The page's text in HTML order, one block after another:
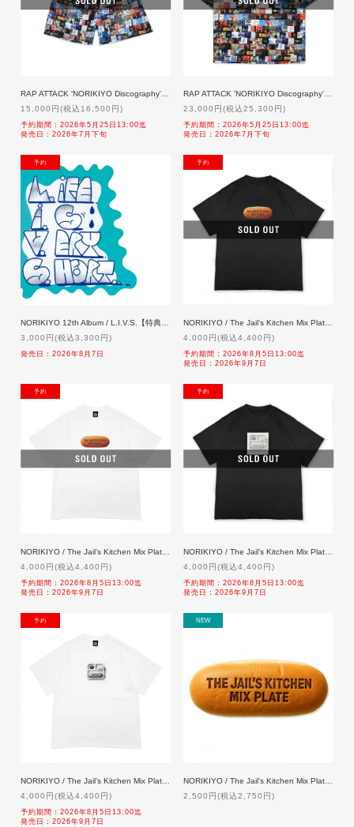
RAP ATTACK 'NORIKIYO Discography' Shorts 「予約」 7月下旬発売
15,000円(税込16,500円)
予約期間：2026年5月25日13:00迄
発売日：2026年7月下旬
RAP ATTACK 'NORIKIYO Discography' Half Sleeve Shirt 「予約」7月下旬発売
23,000円(税込25,300円)
予約期間：2026年5月25日13:00迄
発売日：2026年7月下旬
NEW
NORIKIYO 12th Album / L.I.V.S.【特典付】「予約」8/7発売
3,000円(税込3,300円)
発売日：2026年8月7日
NEW
NORIKIYO / The Jail’s Kitchen Mix Plate 'Coppepan' T-shirt [BLACK]【特典付】「二次予約」 9/7発売
4,000円(税込4,400円)
予約期間：2026年8月5日13:00迄
発売日：2026年9月7日
NEW
NORIKIYO / The Jail’s Kitchen Mix Plate 'Coppepan' T-shirt [WHITE]【特典付】「二次予約」 9/7発売
4,000円(税込4,400円)
予約期間：2026年8月5日13:00迄
発売日：2026年9月7日
NEW
NORIKIYO / The Jail’s Kitchen Mix Plate T-shirt [BLACK]【特典付】「二次予約」 9/7発売
4,000円(税込4,400円)
予約期間：2026年8月5日13:00迄
発売日：2026年9月7日
NEW
NORIKIYO / The Jail’s Kitchen Mix Plate T-shirt [WHITE] 【特典付】「二次予約」 9/7発売
4,000円(税込4,400円)
予約期間：2026年8月5日13:00迄
発売日：2026年9月7日
NEW
NORIKIYO / The Jail’s Kitchen Mix Plate Coppepan Sticker【特典付】
2,500円(税込2,750円)